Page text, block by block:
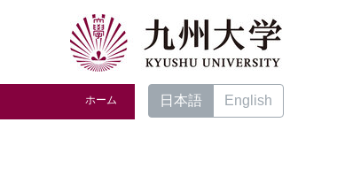
ホーム 日本語 English